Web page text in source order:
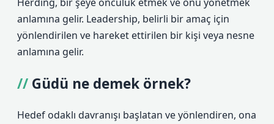
anlamına gelir. Leadership, belirli bir amaç için
yönlendirilen ve hareket ettirilen bir kişi veya nesne
anlamına gelir.
Güdü ne demek örnek?
Hedef odaklı davranışı başlatan ve yönlendiren, ona